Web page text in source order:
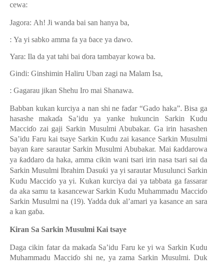
cewa:
Jagora: Ah! Ji wanda bai san hanya ba,
: Ya yi sabko amma fa ya ɓace ya dawo.
Yara: Ila da yat tahi bai ɗora tambayar kowa ba.
Gindi: Ginshimin Haliru Uban zagi na Malam Isa,
: Gagarau jikan Shehu Iro mai Shanawa.
Babban kukan kurciya a nan shi ne faɗar “Gado haka”. Bisa ga
hasashe makaɗa Sa’idu ya yanke hukuncin Sarkin Kudu
Macciɗo zai gaji Sarkin Musulmi Abubakar. Ga irin hasashen
Sa’idu Faru kai tsaye Sarkin Kudu zai kasance Sarkin Musulmi
bayan ƙare sarautar Sarkin Musulmi Abubakar. Mai ƙaddarowa
ya ƙaddaro da haka, amma cikin wani tsari irin nasa tsari sai da
Sarkin Musulmi Ibrahim Dasuƙi ya yi sarautar Musulunci Sarkin
Kudu Macciɗo ya yi. Kukan kurciya dai ya tabbata ga fassarar
da aka samu ta kasancewar Sarkin Kudu Muhammadu Macciɗo
Sarkin Musulmi na (19). Yadda duk al’amari ya kasance an sara
a kan gaɓa.
Kiran Sa Sarkin Musulmi Kai tsaye
Daga cikin fatar da makaɗa Sa’idu Faru ke yi wa Sarkin Kudu
Muhammadu Macciɗo shi ne, ya zama Sarkin Musulmi. Duk